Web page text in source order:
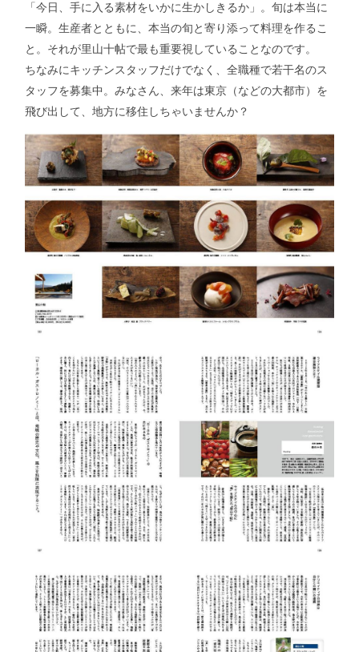
「今日、手に入る素材をいかに生かしきるか」。旬は本当に
一瞬。生産者とともに、本当の旬と寄り添って料理を作るこ
と。それが里山十帖で最も重要視していることなのです。
ちなみにキッチンスタッフだけでなく、全職種で若干名のス
タッフを募集中。みなさん、来年は東京（などの大都市）を
飛び出して、地方に移住しちゃいませんか？